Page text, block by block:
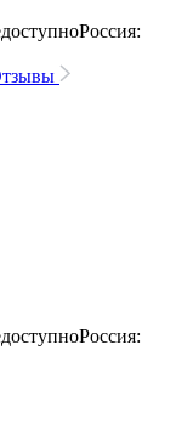
Россия:
Россия: